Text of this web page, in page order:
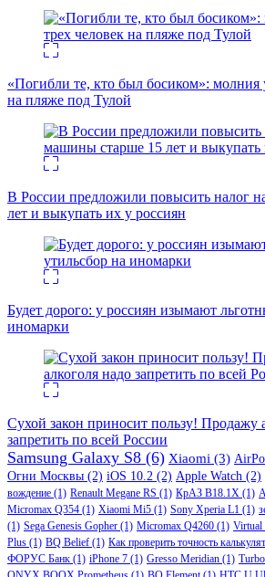
«Погибли те, кто был босиком»: молния
на пляже под Тулой
В России предложили повысить налог
лет и выкупать их у россиян
Будет дорого: у россиян изымают
иномарки
Сухой закон приносит пользу! Продажу
запретить по всей России
Samsung Galaxy S8 (6) Xiaomi (3)
Огни Москвы (2) iOS 10.2 (2) Apple Watch (2)
вождение (1) Renault Megane RS (1) КрАЗ В18.1Х (1)
Micromax Q354 (1) Xiaomi Mi5 (1) Sony Xperia L1 (1)
(1) Sega Genesis Gopher (1) Micromax Q4260 (1) Virtual
Plus (1) BQ Belief (1) Как проверить точность
ФОРУС Банк (1) iPhone 7 (1) Gresso Meridian (1)